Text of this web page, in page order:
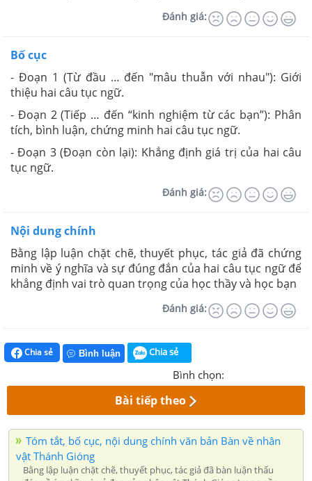
Đánh giá:
Bố cục
- Đoạn 1 (Từ đầu … đến "mâu thuẫn với nhau"): Giới
thiệu hai câu tục ngữ.
- Đoạn 2 (Tiếp … đến “kinh nghiệm từ các bạn”): Phân
tích, bình luận, chứng minh hai câu tục ngữ.
- Đoạn 3 (Đoạn còn lại): Khẳng định giá trị của hai câu
tục ngữ.
Đánh giá:
Nội dung chính
Bằng lập luận chặt chẽ, thuyết phục, tác giả đã chứng
minh về ý nghĩa và sự đúng đắn của hai câu tục ngữ để
khẳng định vai trò quan trọng của học thầy và học bạn
Đánh giá:
Chia sẻ Bình luận Chia sẻ
Bình chọn:
Bài tiếp theo
Tóm tắt, bố cục, nội dung chính văn bản Bàn về nhân
vật Thánh Gióng
Bằng lập luận chặt chẽ, thuyết phục, tác giả đã bàn luận thấu